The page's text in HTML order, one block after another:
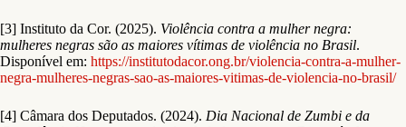
[3] Instituto da Cor. (2025). Violência contra a mulher negra:
mulheres negras são as maiores vítimas de violência no Brasil.
Disponível em: https://institutodacor.ong.br/violencia-contra-a-mulher-
negra-mulheres-negras-sao-as-maiores-vitimas-de-violencia-no-brasil/
[4] Câmara dos Deputados. (2024). Dia Nacional de Zumbi e da